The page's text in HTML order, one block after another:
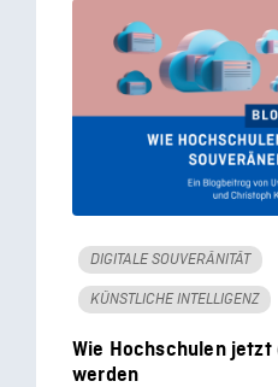
DIGITALE SOUVERÄNITÄT
KÜNSTLICHE INTELLIGENZ
Wie Hochschulen
werden